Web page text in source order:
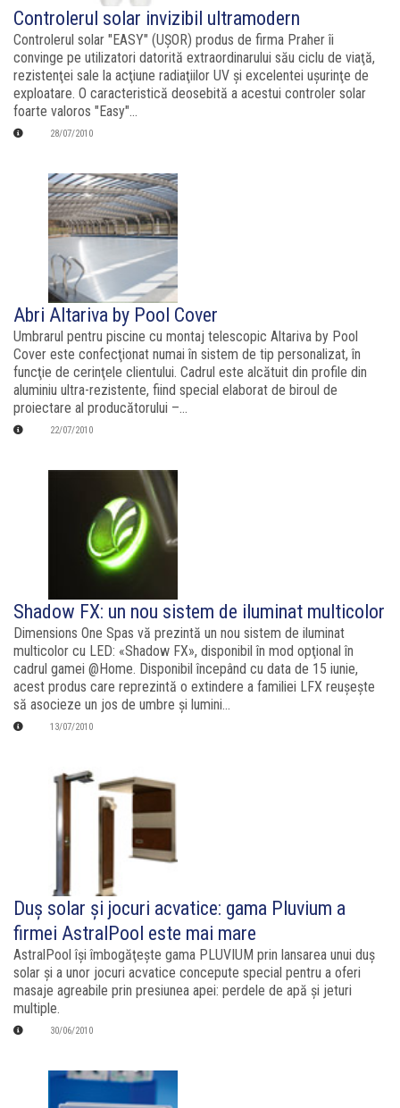
Controlerul solar invizibil ultramodern
Controlerul solar "EASY" (UŞOR) produs de firma Praher îi
convinge pe utilizatori datorită extraordinarului său ciclu de viaţă,
rezistenţei sale la acţiune radiaţiilor UV şi excelentei uşurinţe de
exploatare. O caracteristică deosebită a acestui controler solar
foarte valoros "Easy"...
28/07/2010
Abri Altariva by Pool Cover
Umbrarul pentru piscine cu montaj telescopic Altariva by Pool
Cover este confecţionat numai în sistem de tip personalizat, în
funcţie de cerinţele clientului. Cadrul este alcătuit din profile din
aluminiu ultra-rezistente, fiind special elaborat de biroul de
proiectare al producătorului –...
22/07/2010
Shadow FX: un nou sistem de iluminat multicolor
Dimensions One Spas vă prezintă un nou sistem de iluminat
multicolor cu LED: «Shadow FX», disponibil în mod opţional în
cadrul gamei @Home. Disponibil începând cu data de 15 iunie,
acest produs care reprezintă o extindere a familiei LFX reuşeşte
să asocieze un jos de umbre şi lumini...
13/07/2010
Duş solar şi jocuri acvatice: gama Pluvium a
firmei AstralPool este mai mare
AstralPool îşi îmbogăţeşte gama PLUVIUM prin lansarea unui duş
solar şi a unor jocuri acvatice concepute special pentru a oferi
masaje agreabile prin presiunea apei: perdele de apă şi jeturi
multiple.
30/06/2010